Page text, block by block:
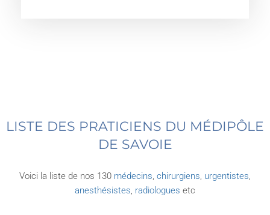
LISTE DES PRATICIENS DU MÉDIPÔLE
DE SAVOIE
Voici la liste de nos 130 médecins, chirurgiens, urgentistes,
anesthésistes, radiologues etc